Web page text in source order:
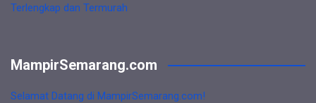
Terlengkap dan Termurah
MampirSemarang.com
Selamat Datang di MampirSemarang.com!